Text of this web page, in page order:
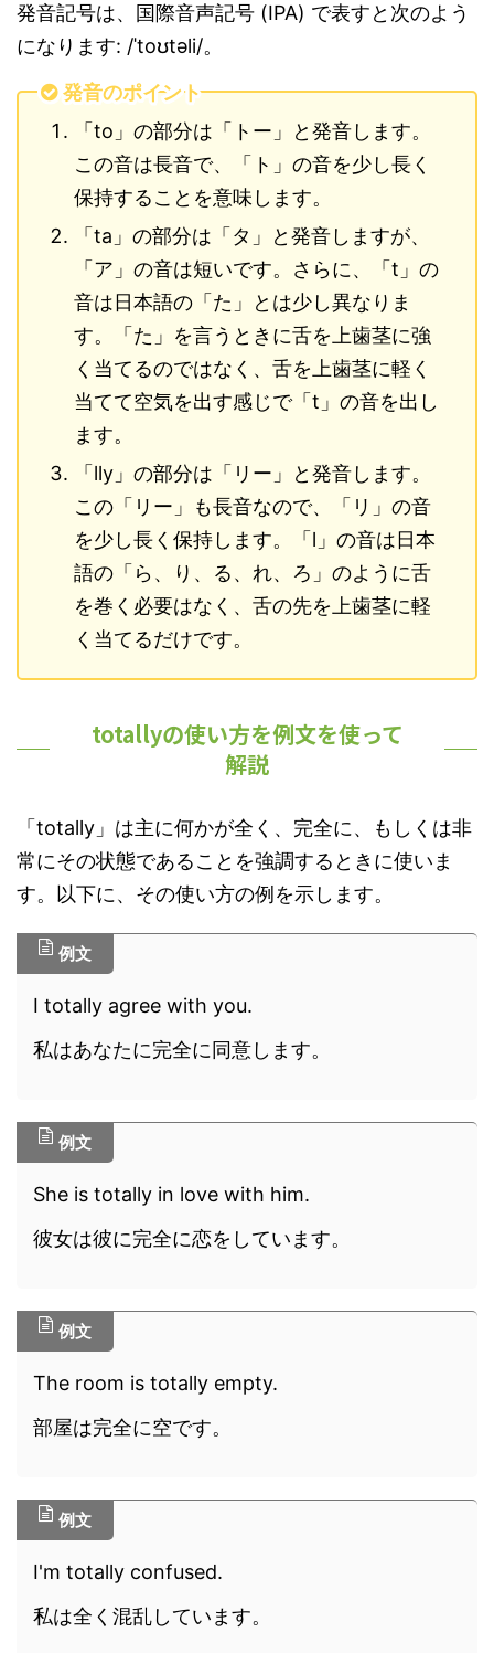
発音記号は、国際音声記号 (IPA) で表すと次のよう
になります: /ˈtoʊtəli/。
発音のポイント
「to」の部分は「トー」と発音します。
この音は長音で、「ト」の音を少し長く
保持することを意味します。
「ta」の部分は「タ」と発音しますが、
「ア」の音は短いです。さらに、「t」の
音は日本語の「た」とは少し異なりま
す。「た」を言うときに舌を上歯茎に強
く当てるのではなく、舌を上歯茎に軽く
当てて空気を出す感じで「t」の音を出し
ます。
「lly」の部分は「リー」と発音します。
この「リー」も長音なので、「リ」の音
を少し長く保持します。「l」の音は日本
語の「ら、り、る、れ、ろ」のように舌
を巻く必要はなく、舌の先を上歯茎に軽
く当てるだけです。
totallyの使い方を例文を使って
解説
「totally」は主に何かが全く、完全に、もしくは非
常にその状態であることを強調するときに使いま
す。以下に、その使い方の例を示します。
例文
I totally agree with you.
私はあなたに完全に同意します。
例文
She is totally in love with him.
彼女は彼に完全に恋をしています。
例文
The room is totally empty.
部屋は完全に空です。
例文
I'm totally confused.
私は全く混乱しています。